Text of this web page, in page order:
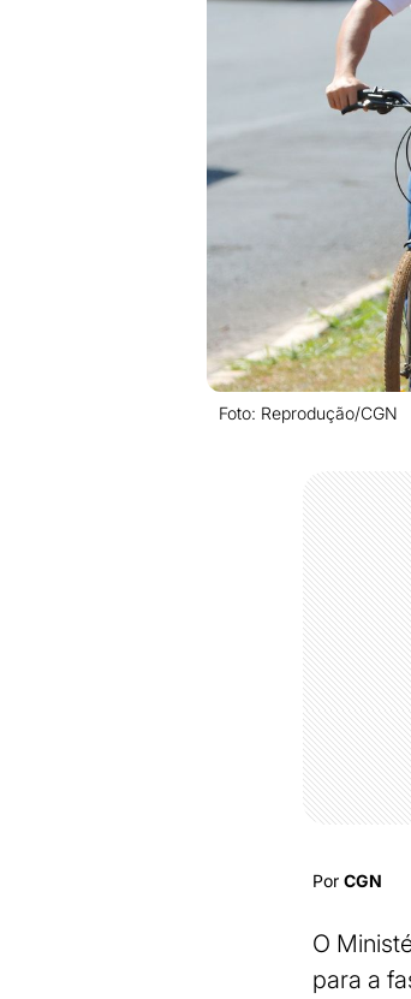
Foto: Reprodução/CGN
Por CGN
O
para a